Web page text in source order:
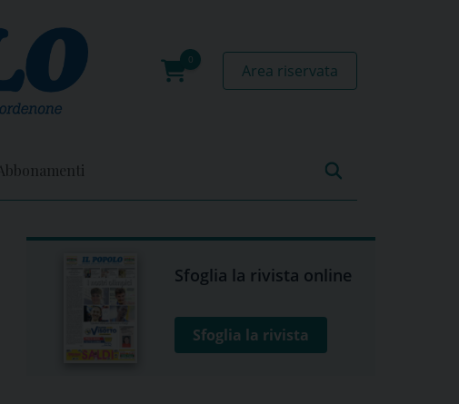
0
Area riservata
Abbonamenti
Sfoglia la rivista online
Sfoglia la rivista